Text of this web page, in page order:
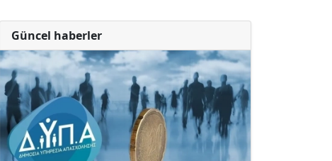
Güncel haberler